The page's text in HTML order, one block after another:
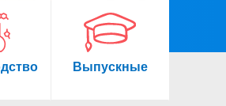
Выпускные